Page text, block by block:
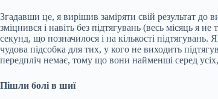
Згадавши це, я вирішив заміряти свій результат до
зміцнився і навіть без підтягувань (весь місяць я
секунд, що позначилося і на кількості
чудова підсобка для тих, у кого не виходить
передпліч немає, тому що вони найменші серед
Пішли болі в шиї